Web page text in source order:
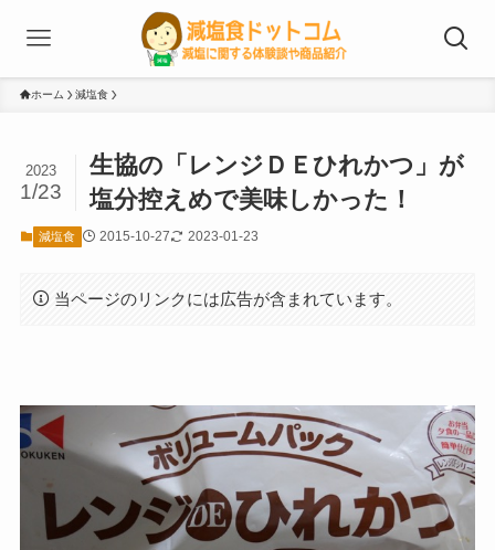
ホーム 減塩食
生協の「レンジＤＥひれかつ」が
塩分控えめで美味しかった！
2023
1/23
減塩食 2015-10-27 2023-01-23
当ページのリンクには広告が含まれています。